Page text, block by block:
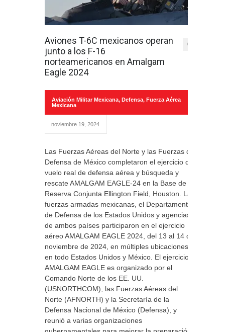
Aviones T-6C mexicanos operan
junto a los F-16
norteamericanos en Amalgam
Eagle 2024
0
Aviación Militar Mexicana, Defensa, Fuerza Aérea
Mexicana
noviembre 19, 2024
Las Fuerzas Aéreas del Norte y las Fuerzas de
Defensa de México completaron el ejercicio de
vuelo real de defensa aérea y búsqueda y
rescate AMALGAM EAGLE-24 en la Base de
Reserva Conjunta Ellington Field, Houston. Las
fuerzas armadas mexicanas, el Departamento
de Defensa de los Estados Unidos y agencias
de ambos países participaron en el ejercicio
aéreo AMALGAM EAGLE 2024, del 13 al 14 de
noviembre de 2024, en múltiples ubicaciones
en todo Estados Unidos y México. El ejercicio
AMALGAM EAGLE es organizado por el
Comando Norte de los EE. UU.
(USNORTHCOM), las Fuerzas Aéreas del
Norte (AFNORTH) y la Secretaría de la
Defensa Nacional de México (Defensa), y
reunió a varias organizaciones